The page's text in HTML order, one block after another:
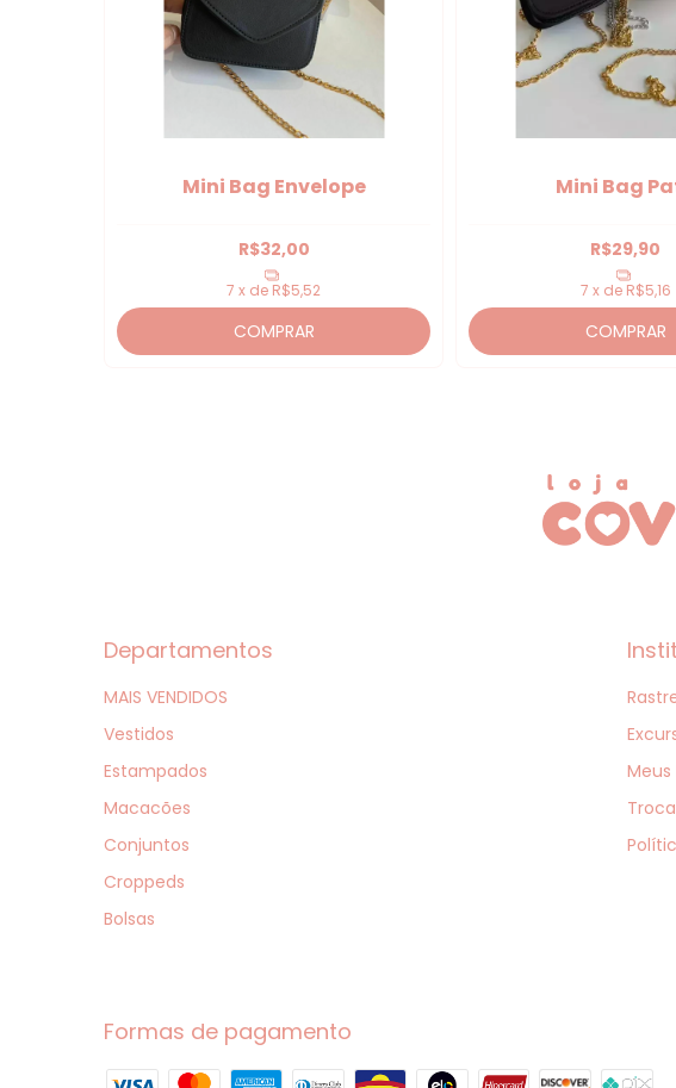
Mini Bag Envelope
R$32,00
7 x de R$5,52
COMPRAR
Mini Bag
R$29,90
7 x de R$5,16
COMPRAR
Departamentos
MAIS VENDIDOS
Vestidos
Estampados
Macacões
Conjuntos
Croppeds
Bolsas
Meus
Formas de pagamento